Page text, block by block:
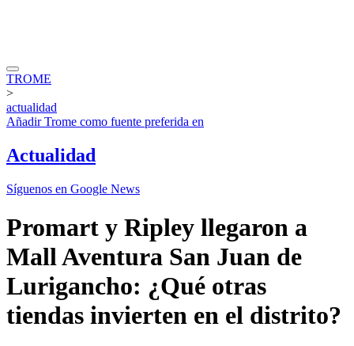
TROME
>
actualidad
AñadirTrome como fuente preferida en
Actualidad
Síguenos en Google News
Promart y Ripley llegaron a
Mall Aventura San Juan de
Lurigancho: ¿Qué otras
tiendas invierten en el distrito?